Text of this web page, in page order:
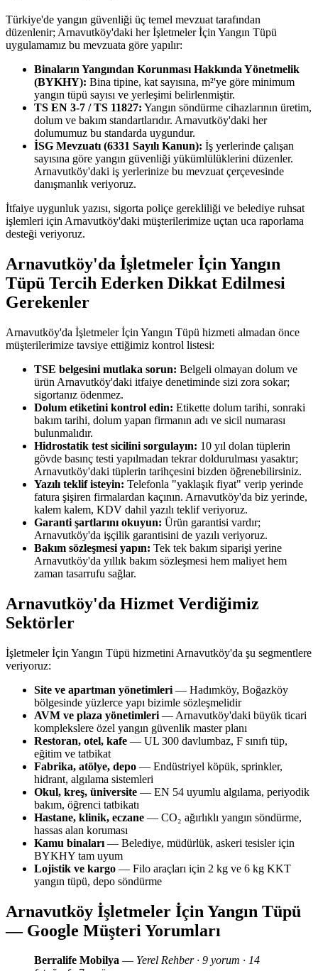
Türkiye'de yangın güvenliği üç temel mevzuat tarafından
düzenlenir; Arnavutköy'daki her İşletmeler İçin Yangın Tüpü
uygulamamız bu mevzuata göre yapılır:
Binaların Yangından Korunması Hakkında Yönetmelik
(BYKHY): Bina tipine, kat sayısına, m²'ye göre minimum
yangın tüpü sayısı ve yerleşimi belirlenmiştir.
TS EN 3-7 / TS 11827: Yangın söndürme cihazlarının üretim,
dolum ve bakım standartlarıdır. Arnavutköy'daki her
dolumumuz bu standarda uygundur.
İSG Mevzuatı (6331 Sayılı Kanun): İş yerlerinde çalışan
sayısına göre yangın güvenliği yükümlülüklerini düzenler.
Arnavutköy'daki iş yerlerinize bu mevzuat çerçevesinde
danışmanlık veriyoruz.
İtfaiye uygunluk yazısı, sigorta poliçe gerekliliği ve belediye ruhsat
işlemleri için Arnavutköy'daki müşterilerimize uçtan uca raporlama
desteği veriyoruz.
Arnavutköy'da İşletmeler İçin Yangın
Tüpü Tercih Ederken Dikkat Edilmesi
Gerekenler
Arnavutköy'da İşletmeler İçin Yangın Tüpü hizmeti almadan önce
müşterilerimize tavsiye ettiğimiz kontrol listesi:
TSE belgesini mutlaka sorun: Belgeli olmayan dolum ve
ürün Arnavutköy'daki itfaiye denetiminde sizi zora sokar;
sigortanız ödenmez.
Dolum etiketini kontrol edin: Etikette dolum tarihi, sonraki
bakım tarihi, dolum yapan firmanın adı ve sicil numarası
bulunmalıdır.
Hidrostatik test sicilini sorgulayın: 10 yıl dolan tüplerin
gövde basınç testi yapılmadan tekrar doldurulması yasaktır;
Arnavutköy'daki tüplerin tarihçesini bizden öğrenebilirsiniz.
Yazılı teklif isteyin: Telefonla "yaklaşık fiyat" verip yerinde
fatura şişiren firmalardan kaçının. Arnavutköy'da biz yerinde,
kalem kalem, KDV dahil yazılı teklif veriyoruz.
Garanti şartlarını okuyun: Ürün garantisi vardır;
Arnavutköy'da işçilik garantisini de yazılı veriyoruz.
Bakım sözleşmesi yapın: Tek tek bakım siparişi yerine
Arnavutköy'da yıllık bakım sözleşmesi hem maliyet hem
zaman tasarrufu sağlar.
Arnavutköy'da Hizmet Verdiğimiz
Sektörler
İşletmeler İçin Yangın Tüpü hizmetini Arnavutköy'da şu segmentlere
veriyoruz:
Site ve apartman yönetimleri — Hadımköy, Boğazköy
bölgesinde yüzlerce yapı bizimle sözleşmelidir
AVM ve plaza yönetimleri — Arnavutköy'daki büyük ticari
komplekslere özel yangın güvenlik master planı
Restoran, otel, kafe — UL 300 davlumbaz, F sınıfı tüp,
eğitim ve tatbikat
Fabrika, atölye, depo — Endüstriyel köpük, sprinkler,
hidrant, algılama sistemleri
Okul, kreş, üniversite — EN 54 uyumlu algılama, periyodik
bakım, öğrenci tatbikatı
Hastane, klinik, eczane — CO₂ ağırlıklı yangın söndürme,
hassas alan koruması
Kamu binaları — Belediye, müdürlük, askeri tesisler için
BYKHY tam uyum
Lojistik ve kargo — Filo araçları için 2 kg ve 6 kg KKT
yangın tüpü, depo söndürme
Arnavutköy İşletmeler İçin Yangın Tüpü
— Google Müşteri Yorumları
Berralife Mobilya — Yerel Rehber · 9 yorum · 14